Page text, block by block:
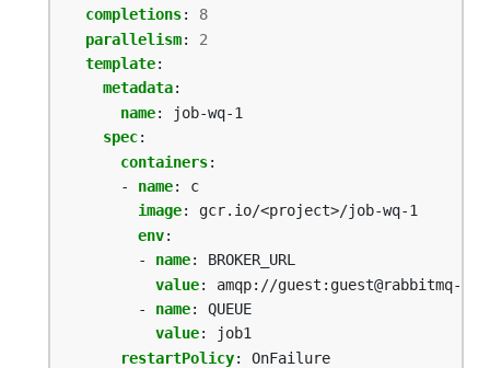
completions:
8
parallelism:
2
template:
metadata:
name:
job-wq-1
spec:
containers:
- name:
c
image:
gcr.io/<project>/job-wq-1
env:
- name:
BROKER_URL
value:
amqp://guest:guest@rabbitmq-
- name:
QUEUE
value:
job1
restartPolicy: OnFailure